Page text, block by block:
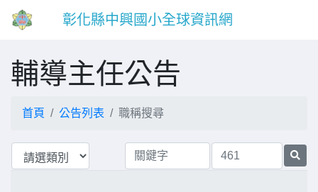
彰化縣中興國小全球資訊網
輔導主任公告
首頁 公告列表 職稱搜尋